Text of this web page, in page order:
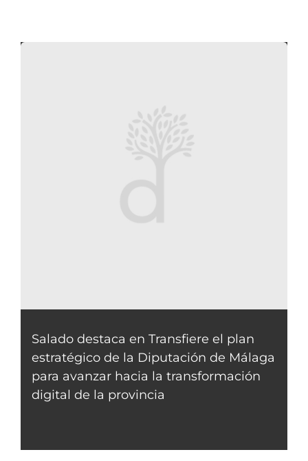
Salado destaca en Transfiere el plan
estratégico de la Diputación de Málaga
para avanzar hacia la transformación
digital de la provincia